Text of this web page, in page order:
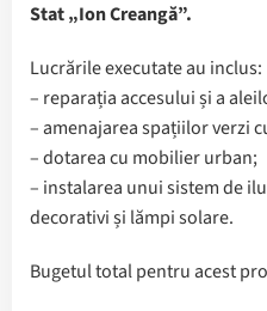
Stat „Ion Creangă”.
Lucrările executate au inclus:
– reparația accesului și a
– amenajarea spațiilor verzi
– dotarea cu mobilier urban;
– instalarea unui sistem de
decorativi și lămpi solare.
Bugetul total pentru acest